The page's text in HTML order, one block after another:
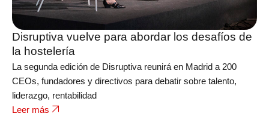
Disruptiva vuelve para abordar los desafíos de
la hostelería
La segunda edición de Disruptiva reunirá en Madrid a 200
CEOs, fundadores y directivos para debatir sobre talento,
liderazgo, rentabilidad
Leer más